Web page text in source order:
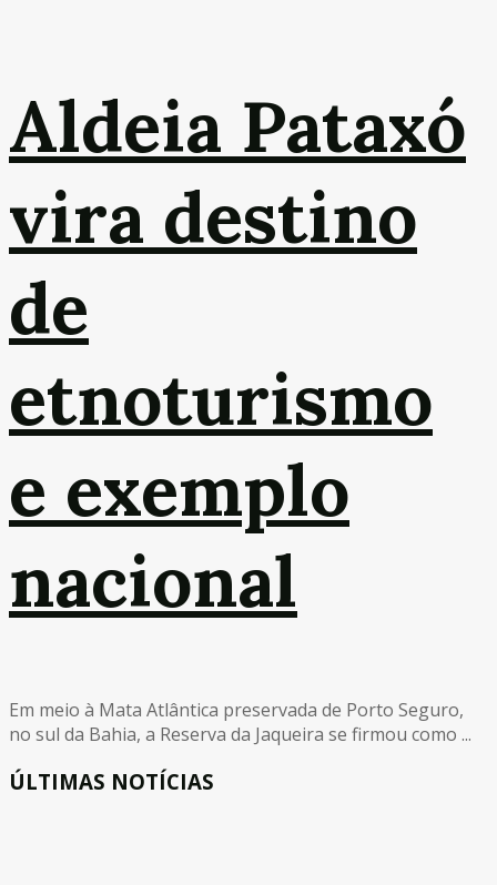
Aldeia Pataxó
vira destino
de
etnoturismo
e exemplo
nacional
Em meio à Mata Atlântica preservada de Porto Seguro,
no sul da Bahia, a Reserva da Jaqueira se firmou como ...
ÚLTIMAS NOTÍCIAS